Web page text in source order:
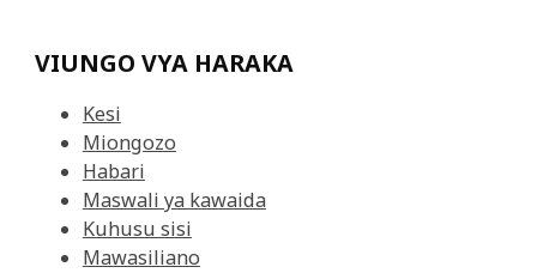
VIUNGO VYA HARAKA
Kesi
Miongozo
Habari
Maswali ya kawaida
Kuhusu sisi
Mawasiliano